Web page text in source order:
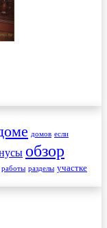
домов если
обзор
работы разделы участке